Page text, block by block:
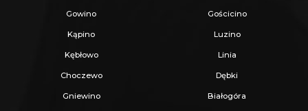
Gowino Gościcino
Kąpino Luzino
Kębłowo Linia
Choczewo Dębki
Gniewino Białogóra